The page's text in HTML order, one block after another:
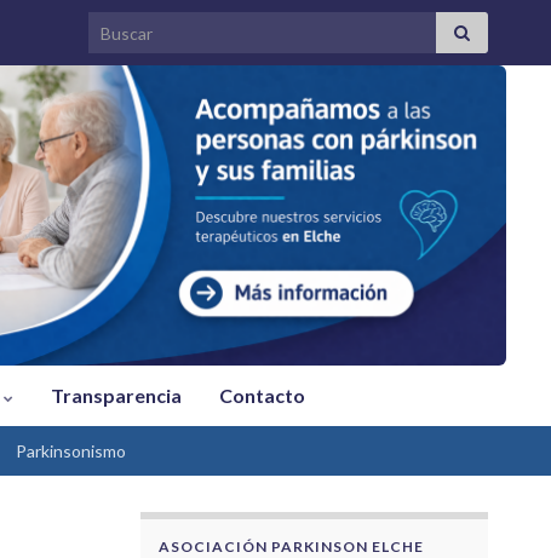
Search for:
Transparencia Contacto
Parkinsonismo
ASOCIACIÓN PARKINSON ELCHE